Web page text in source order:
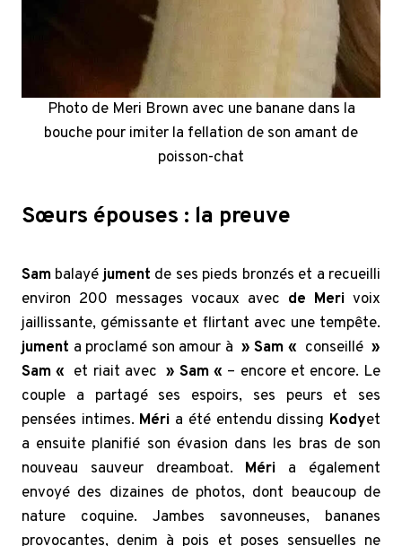
Photo de Meri Brown avec une banane dans la
bouche pour imiter la fellation de son amant de
poisson-chat
Sœurs épouses : la preuve
Sam balayéjument de ses pieds bronzés et a recueilli
environ 200 messages vocaux avec de Meri voix
jaillissante, gémissante et flirtant avec une tempête.
jument a proclamé son amour à » Sam « conseillé»
Sam « et riait avec » Sam « – encore et encore. Le
couple a partagé ses espoirs, ses peurs et ses
pensées intimes. Méri a été entendu dissing Kodyet
a ensuite planifié son évasion dans les bras de son
nouveau sauveur dreamboat. Méri a également
envoyé des dizaines de photos, dont beaucoup de
nature coquine. Jambes savonneuses, bananes
provocantes, denim à pois et poses sensuelles ne